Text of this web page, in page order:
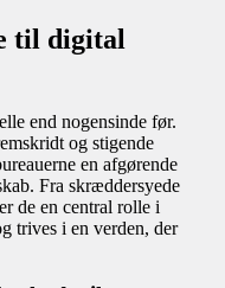
til digital
end nogensinde før.
og stigende
en afgørende
Fra skræddersyede
de en central rolle i
trives i en verden, der